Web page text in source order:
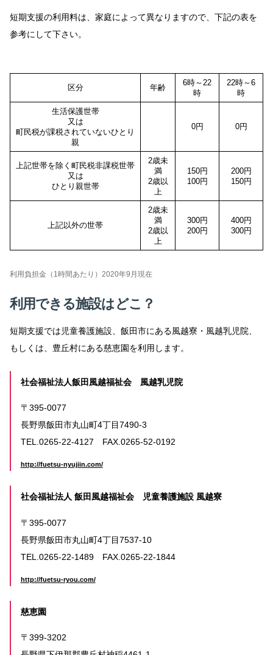
短期支援の利用料は、家庭によって異なりますので、下記の表を
参考にして下さい。
区分 年齢
6時～22
時
22時～6
時
生活保護世帯
又は
町民税が課税されていないひとり
親
0円 0円
上記世帯を除く町民税非課税世帯
又は
ひとり親世帯
2歳未
満
2歳以
上
150円
100円
200円
150円
上記以外の世帯
2歳未
満
2歳以
上
300円
200円
400円
300円
利用負担金（1時間あたり）2020年9月現在
利用できる施設はどこ？
短期支援では児童養護施設、飯田市にある風越寮・風越乳児院、
もしくは、豊丘村にある慈恵園を利用します。
社会福祉法人飯田風越福祉会 風越乳児院
〒395-0077
長野県飯田市丸山町4丁目7490-3
TEL.0265-22-4127 FAX.0265-52-0192
http://fuetsu-nyujiin.com/
社会福祉法人 飯田風越福祉会 児童養護施設 風越寮
〒395-0077
長野県飯田市丸山町4丁目7537-10
TEL.0265-22-1489 FAX.0265-22-1844
http://fuetsu-ryou.com/
慈恵園
〒399-3202